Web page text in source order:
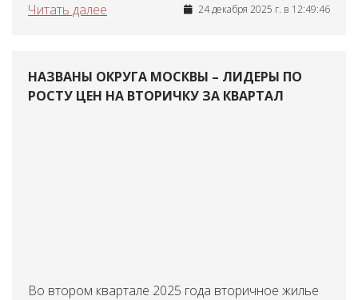
Читать далее 24 декабря 2025 г. в 12:49:46
НАЗВАНЫ ОКРУГА МОСКВЫ – ЛИДЕРЫ ПО
РОСТУ ЦЕН НА ВТОРИЧКУ ЗА КВАРТАЛ
Во втором квартале 2025 года вторичное жилье